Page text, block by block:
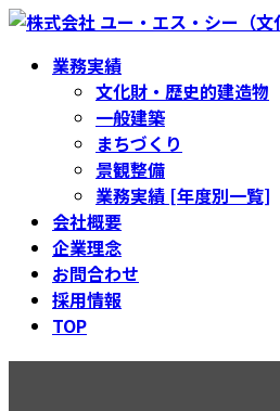
コ
ナ
業務実績
文化財・歴史的建造物
一般建築
まちづくり
景観整備
業務実績 [年度別一覧]
会社概要
企業理念
お問合わせ
採用情報
TOP